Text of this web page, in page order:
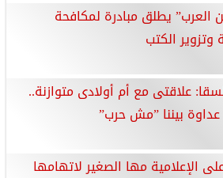
العرب” يطلق مبادرة لمكافحة
وتزوير الكتب
علاقتى مع أم أولادى متوازنة..
بيننا ”مش حرب”
الإعلامية مها الصغير لاتهامها